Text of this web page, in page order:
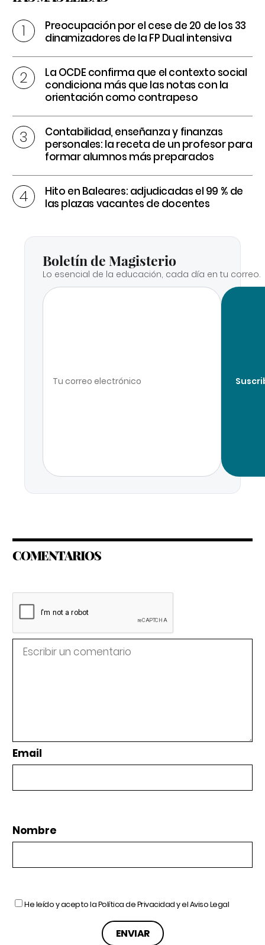
Preocupación por el cese de 20 de los 33
dinamizadores de la FP Dual intensiva
La OCDE confirma que el contexto social
condiciona más que las notas con la
orientación como contrapeso
Contabilidad, enseñanza y finanzas
personales: la receta de un profesor para
formar alumnos más preparados
Hito en Baleares: adjudicadas el 99 % de
las plazas vacantes de docentes
Boletín de Magisterio
Lo esencial de la educación, cada día en tu correo.
COMENTARIOS
Email
Nombre
He leído y acepto laPolítica de Privacidady elAviso Legal